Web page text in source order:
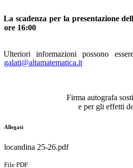
La scadenza per la presentazione
ore 16:00
Ulteriori informazioni possono
galati@altamatematica.it
Firma autografa
e per gli effetti
Allegati
locandina 25-26.pdf
File PDF